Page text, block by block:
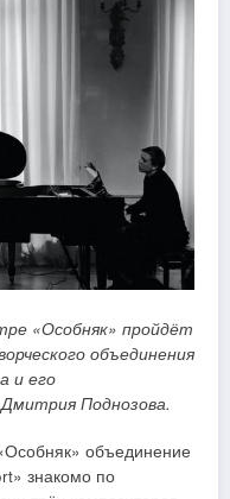
«Особняк» пройдёт
объединения
и его
Поднозова.
объединение
знакомо по